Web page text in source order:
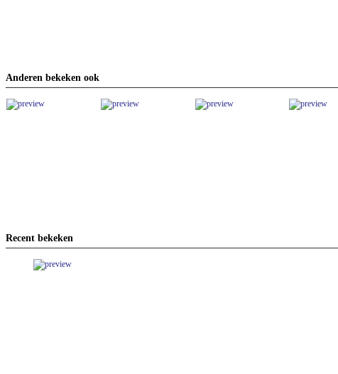
Anderen bekeken ook
Recent bekeken